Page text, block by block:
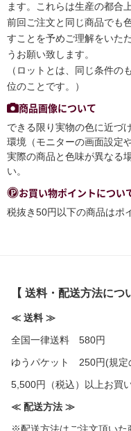
ます。これらは生産の都合
前回ご注文と同じ商品でも
すことを予めご理解をいた
うお願い致します。
（ロットとは、同じ条件
位のことです。）
商品画像について
できる限り実物の色に近づ
環境（モニターの画面設定
実際の商品と色味が異なる
い。
お買い物ポイントについ
税抜き50円以下の商品はポ
【 送料・配送方法につ
≪ 送料 ≫
全国一律送料 580円
ゆうパケット 250円(規定
5,500円（税込）以上お買
≪ 配送方法 ≫
※配送方法はご注文頂いた